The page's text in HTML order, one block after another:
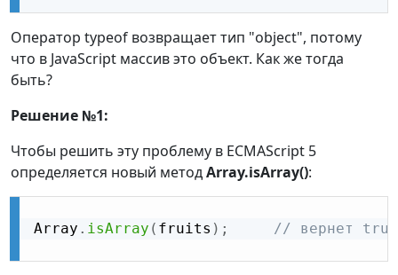
Оператор typeof возвращает тип "object", потому
что в JavaScript массив это объект. Как же тогда
быть?
Решение №1:
Чтобы решить эту проблему в ECMAScript 5
определяется новый методArray.isArray():
Array . isArray ( fruits ) ; // вернет true